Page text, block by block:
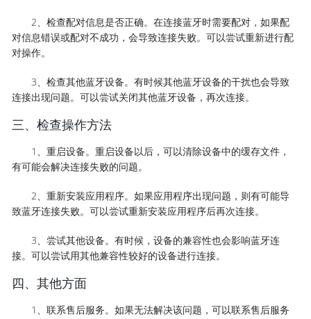
2、检查配对信息是否正确。在连接蓝牙时需要配对，如果配
对信息错误或配对不成功，会导致连接失败。可以尝试重新进行配
对操作。
3、检查其他蓝牙设备。有时候其他蓝牙设备的干扰也会导致
连接出现问题。可以尝试关闭其他蓝牙设备，再次连接。
三、检查操作方法
1、重启设备。重启设备以后，可以清除设备中的缓存文件，
有可能会解决连接失败的问题。
2、重新安装应用程序。如果应用程序出现问题，则有可能导
致蓝牙连接失败。可以尝试重新安装应用程序后再次连接。
3、尝试其他设备。有时候，设备的兼容性也会影响蓝牙连
接。可以尝试用其他兼容性较好的设备进行连接。
四、其他方面
1、联系售后服务。如果无法解决该问题，可以联系售后服务